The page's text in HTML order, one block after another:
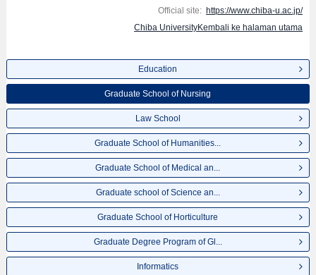
Official site: https://www.chiba-u.ac.jp/
Chiba UniversityKembali ke halaman utama
Education
Graduate School of Nursing
Law School
Graduate School of Humanities...
Graduate School of Medical an...
Graduate school of Science an...
Graduate School of Horticulture
Graduate Degree Program of Gl...
Informatics